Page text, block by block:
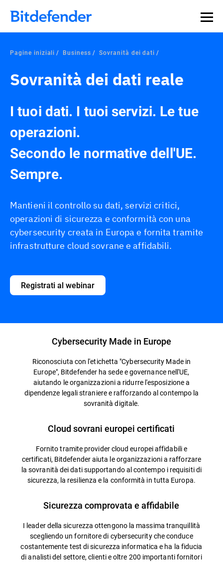
Pagine iniziali Business Sovranità dei dati
Sovranità dei dati reale
I tuoi dati. I tuoi servizi. Le tue
operazioni.
Secondo le normative dell'UE.
Sempre.
Mantieni il controllo su dati, servizi critici,
operazioni di sicurezza e conformità con una
cybersecurity creata in Europa e fornita tramite
infrastrutture cloud sovrane e affidabili.
Registrati al webinar
Cybersecurity Made in Europe
Riconosciuta con l'etichetta "Cybersecurity Made in
Europe", Bitdefender ha sede e governance nell'UE,
aiutando le organizzazioni a ridurre l'esposizione a
dipendenze legali straniere e rafforzando al contempo la
sovranità digitale.
Cloud sovrani europei certificati
Fornito tramite provider cloud europei affidabili e
certificati, Bitdefender aiuta le organizzazioni a rafforzare
la sovranità dei dati supportando al contempo i requisiti di
sicurezza, la resilienza e la conformità in tutta Europa.
Sicurezza comprovata e affidabile
I leader della sicurezza ottengono la massima tranquillità
scegliendo un fornitore di cybersecurity che conduce
costantemente test di sicurezza informatica e ha la fiducia
di analisti del settore, clienti e oltre 200 importanti fornitori